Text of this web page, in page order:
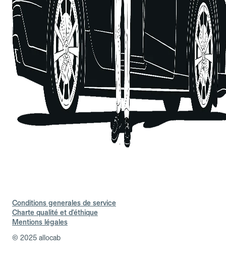
Conditions generales de service
Charte qualité et d'éthique
Mentions légales
© 2025 allocab